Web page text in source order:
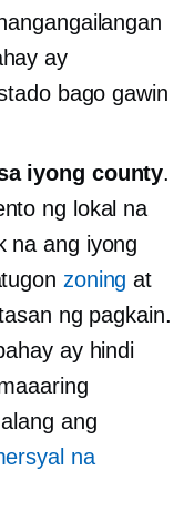
ay
bago gawin
iyong county.
ng lokal na
na ang iyong
zoning at
ng pagkain.
ay hindi
ang
na